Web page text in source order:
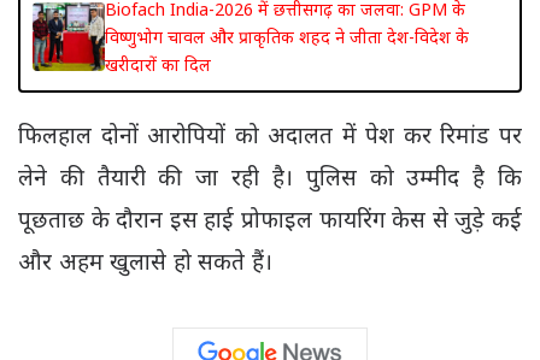
Biofach India-2026 में छत्तीसगढ़ का जलवा: GPM के
विष्णुभोग चावल और प्राकृतिक शहद ने जीता देश-विदेश के
खरीदारों का दिल
फिलहाल दोनों आरोपियों को अदालत में पेश कर रिमांड पर
लेने की तैयारी की जा रही है। पुलिस को उम्मीद है कि
पूछताछ के दौरान इस हाई प्रोफाइल फायरिंग केस से जुड़े कई
और अहम खुलासे हो सकते हैं।